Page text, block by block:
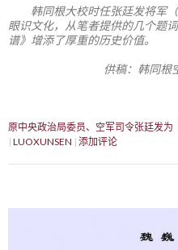
韩同根大校时任张廷发将军
眼识文化，从笔者提供的几个题
谱》增添了厚重的历史价值。
供稿：韩同
原中央政治局委员、空军司令张廷发为
LUOXUNSEN 添加评论